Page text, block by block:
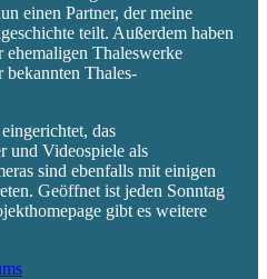
einen Partner, der meine
teilt. Außerdem haben
Thaleswerke
bekannten Thales-
das
und Videospiele als
sind ebenfalls mit einigen
Geöffnet ist jeden Sonntag
gibt es weitere